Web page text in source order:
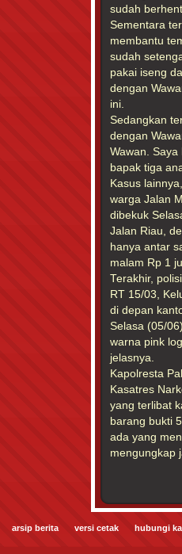
sudah
Sementara
membantu
sudah
pakai iseng
dengan
ini.
Sedangkan
dengan
Wawan.
bapak tiga
Kasus
warga Jalan
dibekuk
Jalan Riau,
hanya antar
malam Rp 1
Terakhir,
RT 15/03,
di depan
Selasa (05/
warna pink
jelasnya.
Kapolresta
Kasatres
yang terlibat
barang bukti
ada yang
mengungkap
arsip berita versi cetak hubungi